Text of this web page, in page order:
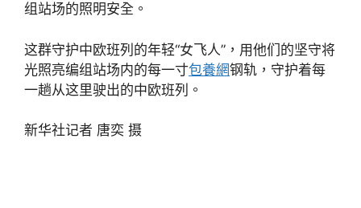
组站场的照明安全。
这群守护中欧班列的年轻“女飞人”，用他们的坚守将
光照亮编组站场内的每一寸包養網钢轨，守护着每
一趟从这里驶出的中欧班列。
新华社记者 唐奕 摄